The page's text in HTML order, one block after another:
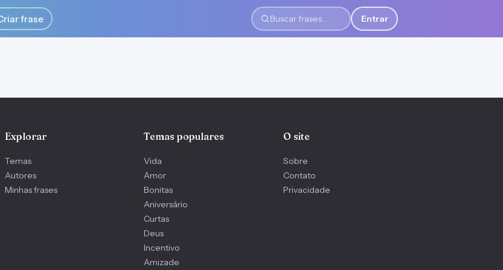
frase
Buscar frases
Entrar
Explorar
Temas
Autores
Minhas frases
Temas populares
Vida
Amor
Bonitas
Aniversário
Curtas
Deus
Incentivo
Amizade
O site
Sobre
Contato
Privacidade